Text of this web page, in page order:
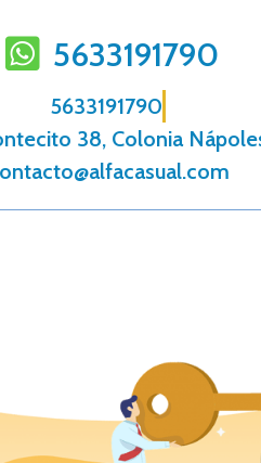
5633191790
5633191790
38, Colonia